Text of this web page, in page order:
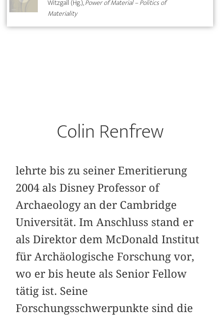
Witzgall (Hg.),Power of Material – Politics of
Materiality
Colin Renfrew
lehrte bis zu seiner Emeritierung
2004 als Disney Professor of
Archaeology an der Cambridge
Universität. Im Anschluss stand er
als Direktor dem McDonald Institut
für Archäologische Forschung vor,
wo er bis heute als Senior Fellow
tätig ist. Seine
Forschungsschwerpunkte sind die